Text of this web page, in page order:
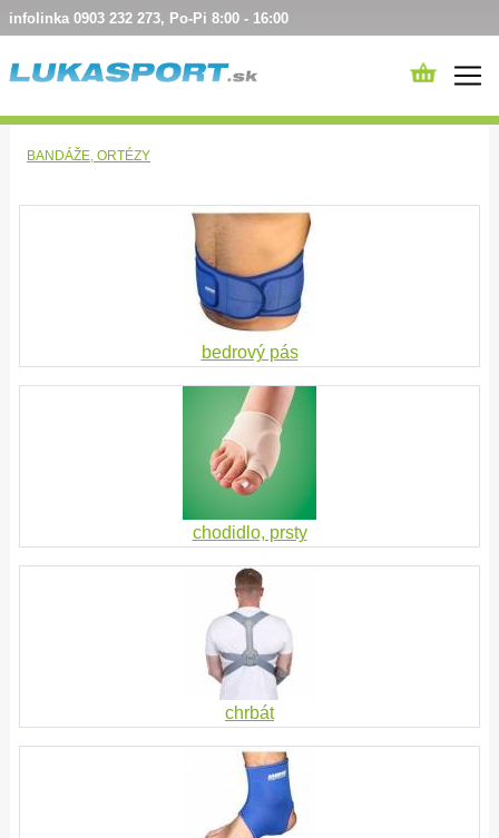
infolinka 0903 232 273, Po-Pi 8:00 - 16:00
BANDÁŽE, ORTÉZY
bedrový pás
chodidlo, prsty
chrbát